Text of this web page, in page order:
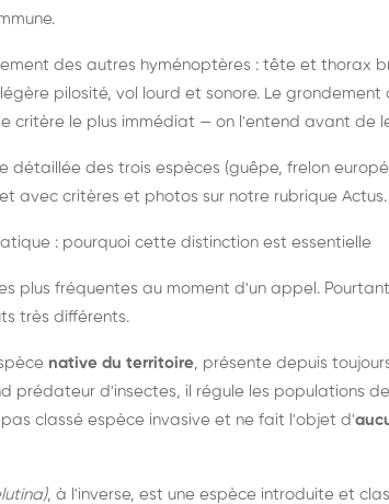
des autres hyménoptères : tête et thorax
pilosité, vol lourd et sonore. Le
critère le plus immédiat — on l'entend avant de
détaillée des trois espèces (guêpe, frelon
avec critères et photos sur notre rubrique Actus.
: pourquoi cette distinction est essentielle
plus fréquentes au moment d'un appel.
très différents.
native du territoire, présente depuis
prédateur d'insectes, il régule les populations
classé espèce invasive et ne fait l'objet d'
, à l'inverse, est une espèce introduite et